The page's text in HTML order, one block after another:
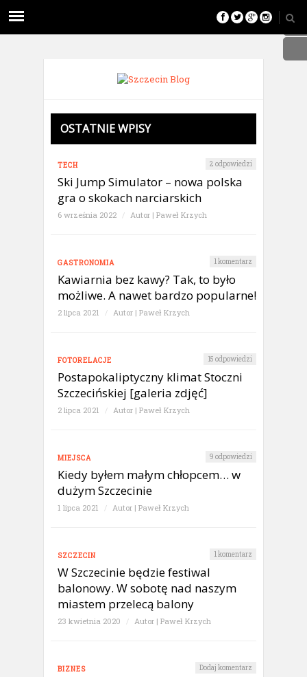
OSTATNIE WPISY
TECH 2 odpowiedzi
Ski Jump Simulator – nowa polska
gra o skokach narciarskich
6 września 2022 / Autor | Paweł Krzych
GASTRONOMIA 1 komentarz
Kawiarnia bez kawy? Tak, to było
możliwe. A nawet bardzo popularne!
2 lipca 2021 / Autor | Paweł Krzych
FOTORELACJE 15 odpowiedzi
Postapokaliptyczny klimat Stoczni
Szczecińskiej [galeria zdjęć]
2 lipca 2021 / Autor | Paweł Krzych
MIEJSCA 9 odpowiedzi
Kiedy byłem małym chłopcem… w
dużym Szczecinie
1 lipca 2021 / Autor | Paweł Krzych
SZCZECIN 1 komentarz
W Szczecinie będzie festiwal
balonowy. W sobotę nad naszym
miastem przelecą balony
23 kwietnia 2020 / Autor | Paweł Krzych
BIZNES Dodaj komentarz